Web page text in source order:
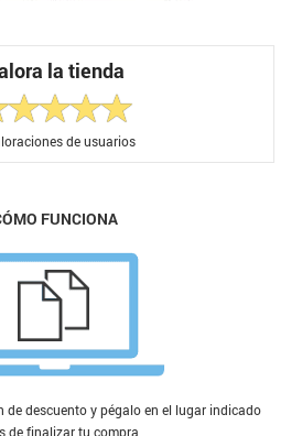
la tienda
de usuarios
FUNCIONA
de descuento y pégalo en el lugar indicado
de finalizar tu compra